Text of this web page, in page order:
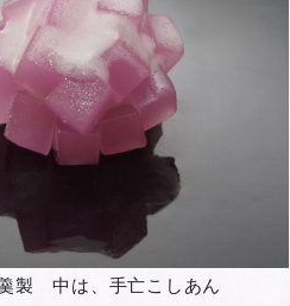
製 中は、手亡こしあん